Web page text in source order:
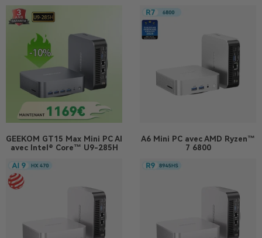
GEEKOM GT15 Max Mini PC AI
avec Intel® Core™ U9-285H
A6 Mini PC avec AMD Ryzen™
7 6800